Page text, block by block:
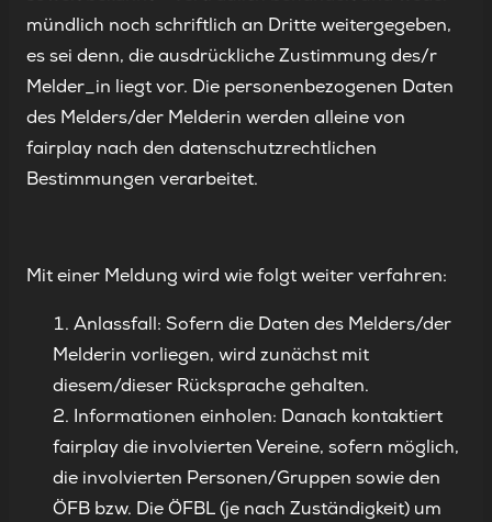
mündlich noch schriftlich an Dritte weitergegeben,
es sei denn, die ausdrückliche Zustimmung des/r
Melder_in liegt vor. Die personenbezogenen Daten
des Melders/der Melderin werden alleine von
fairplay nach den datenschutzrechtlichen
Bestimmungen verarbeitet.
Mit einer Meldung wird wie folgt weiter verfahren:
Anlassfall: Sofern die Daten des Melders/der
Melderin vorliegen, wird zunächst mit
diesem/dieser Rücksprache gehalten.
Informationen einholen: Danach kontaktiert
fairplay die involvierten Vereine, sofern möglich,
die involvierten Personen/Gruppen sowie den
ÖFB bzw. Die ÖFBL (je nach Zuständigkeit) um